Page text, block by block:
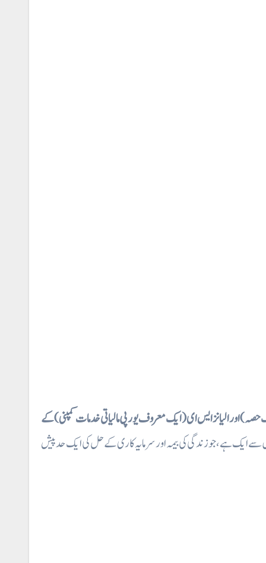
اور الیانز ایس ای (ایک معروف یورپی مالیاتی خدمات کمپنی) کے
سے ایک ہے، جو زندگی کی بیمہ اور سرمایہ کاری کے حل کی ایک حد پیش